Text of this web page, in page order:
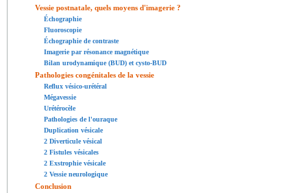
Vessie postnatale, quels moyens d'imagerie ?
Échographie
Fluoroscopie
Échographie de contraste
Imagerie par résonance magnétique
Bilan urodynamique (BUD) et cysto-BUD
Pathologies congénitales de la vessie
Reflux vésico-urétéral
Mégavessie
Urétérocèle
Pathologies de l'ouraque
Duplication vésicale
2 Diverticule vésical
2 Fistules vésicales
2 Exstrophie vésicale
2 Vessie neurologique
Conclusion